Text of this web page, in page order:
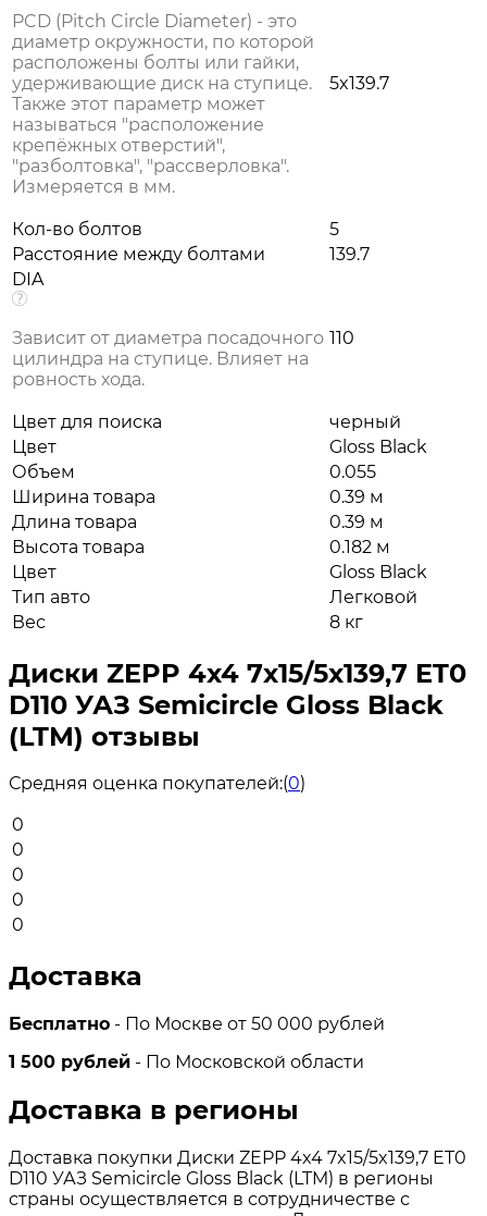
PCD (Pitch Circle Diameter) - это
диаметр окружности, по которой
расположены болты или гайки,
удерживающие диск на ступице.
Также этот параметр может
называться "расположение
крепёжных отверстий",
"разболтовка", "рассверловка".
Измеряется в мм.
5x139.7
Кол-во болтов
5
Расстояние между болтами
139.7
DIA
Зависит от диаметра посадочного
цилиндра на ступице. Влияет на
ровность хода.
110
Цвет для поиска
черный
Цвет
Gloss Black
Объем
0.055
Ширина товара
0.39 м
Длина товара
0.39 м
Высота товара
0.182 м
Цвет
Gloss Black
Тип авто
Легковой
Вес
8 кг
Диски ZEPP 4x4 7x15/5x139,7 ET0
D110 УАЗ Semicircle Gloss Black
(LTM) отзывы
Средняя оценка покупателей:(0)
0
0
0
0
0
Доставка
Бесплатно - По Москве от 50 000 рублей
1 500 рублей - По Московской области
Доставка в регионы
Доставка покупки Диски ZEPP 4x4 7x15/5x139,7 ET0
D110 УАЗ Semicircle Gloss Black (LTM) в регионы
страны осуществляется в сотрудничестве с